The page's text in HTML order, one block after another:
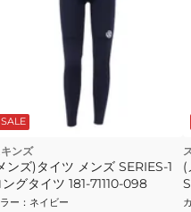
SALE
キンズ
ンズ)タイツ メンズ SERIES-1
ングタイツ 181-71110-098
ー ： ネイビー
(